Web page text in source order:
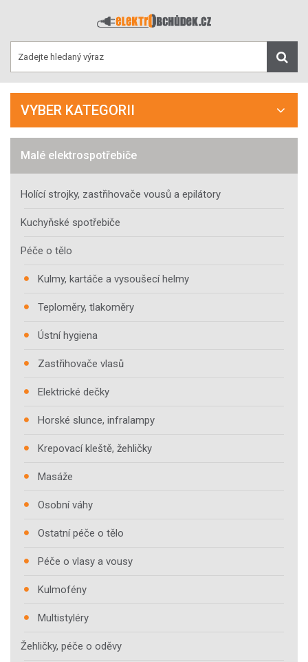
VYBER KATEGORII
Malé elektrospotřebiče
Holící strojky, zastřihovače vousů a epilátory
Kuchyňské spotřebiče
Péče o tělo
Kulmy, kartáče a vysoušecí helmy
Teploměry, tlakoměry
Ústní hygiena
Zastřihovače vlasů
Elektrické dečky
Horské slunce, infralampy
Krepovací kleště, žehličky
Masáže
Osobní váhy
Ostatní péče o tělo
Péče o vlasy a vousy
Kulmofény
Multistyléry
Žehličky, péče o oděvy